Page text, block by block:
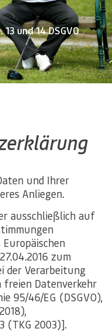
und 14 DSGVO
und Ihrer
Anliegen.
ausschließlich auf
zum
der Verarbeitung
freien Datenverkehr
95/46/EG (DSGVO),
(TKG 2003)].